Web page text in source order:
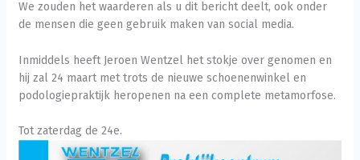
We zouden het waarderen als u dit bericht deelt, ook onder
de mensen die geen gebruik maken van social media.
Inmiddels heeft Jeroen Wentzel het stokje over genomen en
hij zal 24 maart met trots de nieuwe schoenenwinkel en
podologiepraktijk heropenen na een complete metamorfose.
Tot zaterdag de 24e.